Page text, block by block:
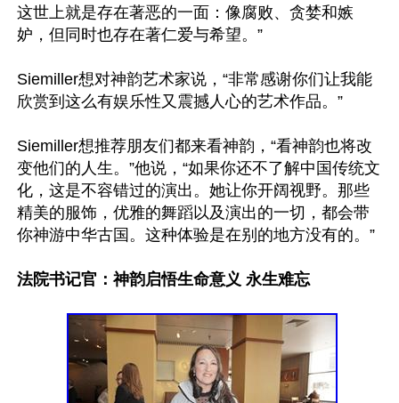
这世上就是存在著恶的一面：像腐败、贪婪和嫉
妒，但同时也存在著仁爱与希望。”
Siemiller想对神韵艺术家说，“非常感谢你们让我能
欣赏到这么有娱乐性又震撼人心的艺术作品。”
Siemiller想推荐朋友们都来看神韵，“看神韵也将改
变他们的人生。”他说，“如果你还不了解中国传统文
化，这是不容错过的演出。她让你开阔视野。那些
精美的服饰，优雅的舞蹈以及演出的一切，都会带
你神游中华古国。这种体验是在别的地方没有的。”
法院书记官：神韵启悟生命意义 永生难忘